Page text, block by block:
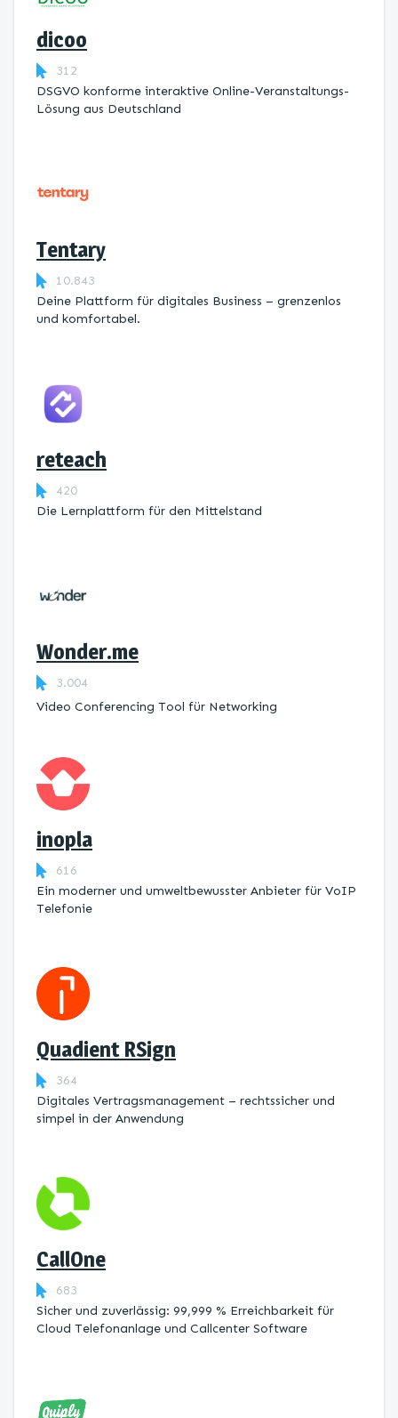
dicoo
312
DSGVO konforme interaktive Online-Veranstaltungs-
Lösung aus Deutschland
Tentary
10.843
Deine Plattform für digitales Business – grenzenlos
und komfortabel.
reteach
420
Die Lernplattform ​für den Mittelstand
Wonder.me
3.004
Video Conferencing Tool für Networking
inopla
616
Ein moderner und umweltbewusster Anbieter für VoIP
Telefonie
Quadient RSign
364
Digitales Vertragsmanagement – rechtssicher und
simpel in der Anwendung
CallOne
683
Sicher und zuverlässig: 99,999 % Erreichbarkeit für
Cloud Telefonanlage und Callcenter Software